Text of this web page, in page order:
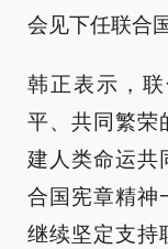
会见下任联合
韩正表示，
平、共同繁荣
建人类命运共
合国宪章精神
继续坚定支持